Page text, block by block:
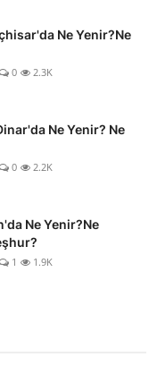
Ne Yenir?Ne
0 2.3K
Ne Yenir? Ne
0 2.2K
Ne Yenir?Ne
1 1.9K